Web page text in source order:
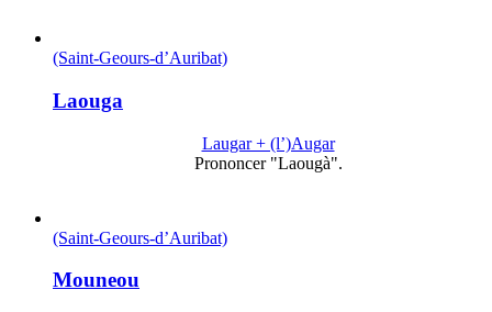
(Saint-Geours-d’Auribat)
Laouga
Laugar + (l’)Augar
Prononcer "Laougà".
(Saint-Geours-d’Auribat)
Mouneou